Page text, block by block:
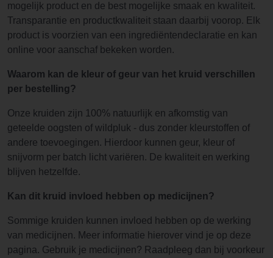
mogelijk product en de best mogelijke smaak en kwaliteit.
Transparantie en productkwaliteit staan daarbij voorop. Elk
product is voorzien van een ingrediëntendeclaratie en kan
online voor aanschaf bekeken worden.
Waarom kan de kleur of geur van het kruid verschillen
per bestelling?
Onze kruiden zijn 100% natuurlijk en afkomstig van
geteelde oogsten of wildpluk - dus zonder kleurstoffen of
andere toevoegingen. Hierdoor kunnen geur, kleur of
snijvorm per batch licht variëren. De kwaliteit en werking
blijven hetzelfde.
Kan dit kruid invloed hebben op medicijnen?
Sommige kruiden kunnen invloed hebben op de werking
van medicijnen. Meer informatie hierover vind je op deze
pagina. Gebruik je medicijnen? Raadpleeg dan bij voorkeur